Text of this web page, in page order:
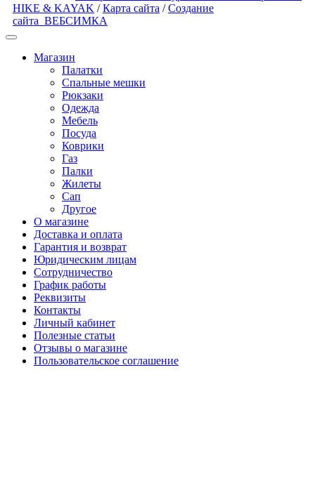
HIKE & KAYAK /Карта сайта /Создание
сайта ВЕБСИМКА
Магазин
Палатки
Спальные мешки
Рюкзаки
Одежда
Мебель
Посуда
Коврики
Газ
Палки
Жилеты
Сап
Другое
О магазине
Доставка и оплата
Гарантия и возврат
Юридическим лицам
Сотрудничество
График работы
Реквизиты
Контакты
Личный кабинет
Полезные статьи
Отзывы о магазине
Пользовательское соглашение